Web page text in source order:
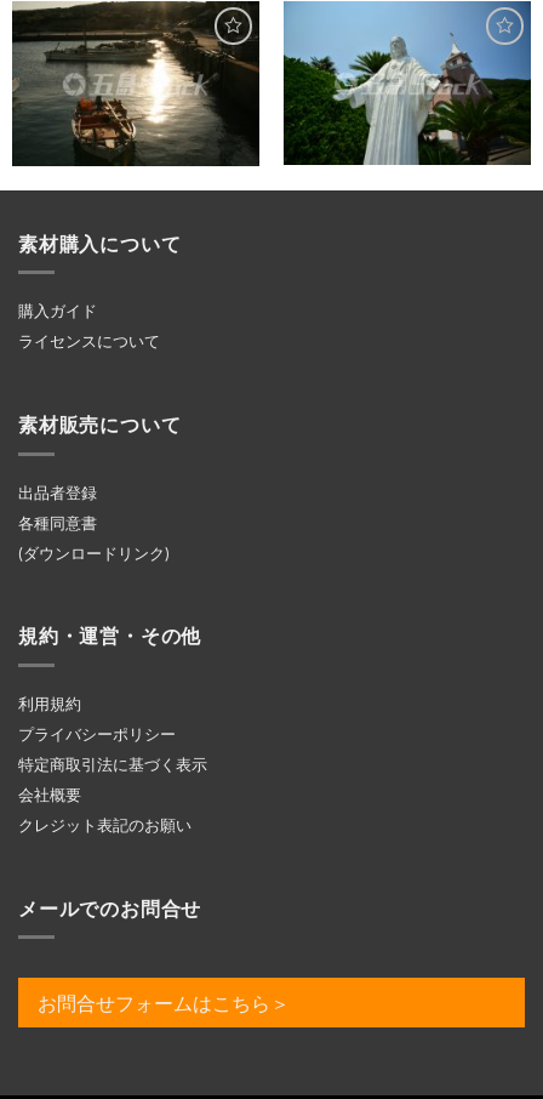
素材購入について
購入ガイド
ライセンスについて
素材販売について
出品者登録
各種同意書
(ダウンロードリンク)
規約・運営・その他
利用規約
プライバシーポリシー
特定商取引法に基づく表示
会社概要
クレジット表記のお願い
メールでのお問合せ
お問合せフォームはこちら＞